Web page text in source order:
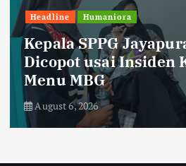
Headline Humaniora
Kepala SPPG
Dicopot usai Insiden
Menu MBG
August 6, 2026